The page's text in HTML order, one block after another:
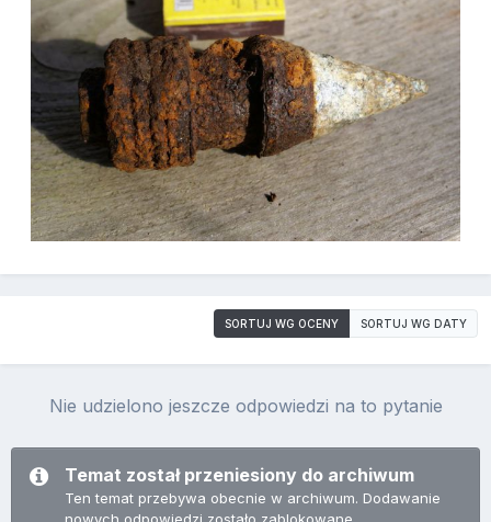
SORTUJ WG OCENY SORTUJ WG DATY
Nie udzielono jeszcze odpowiedzi na to pytanie
Temat został przeniesiony do archiwum
Ten temat przebywa obecnie w archiwum. Dodawanie